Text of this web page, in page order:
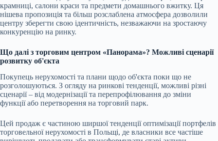
крамниці, салони краси та предмети домашнього вжитку. Ця
нішева пропозиція та більш розслаблена атмосфера дозволили
центру зберегти свою ідентичність, незважаючи на зростаючу
конкуренцію на ринку.
Що далі з торговим центром «Панорама»? Можливі сценарії
розвитку об'єкта
Покупець нерухомості та плани щодо об'єкта поки що не
розголошуються. З огляду на ринкові тенденції, можливі різні
сценарії – від модернізації та перепрофілювання до зміни
функції або перетворення на торговий парк.
Цей продаж є частиною ширшої тенденції оптимізації портфелів
торговельної нерухомості в Польщі, де власники все частіше